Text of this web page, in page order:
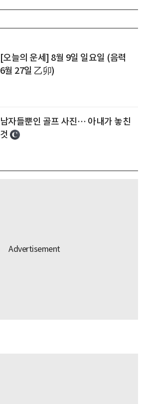
[오늘의 운세] 8월 9일 일요일 (음력
6월 27일 乙卯)
남자들뿐인 골프 사진… 아내가 놓친
것